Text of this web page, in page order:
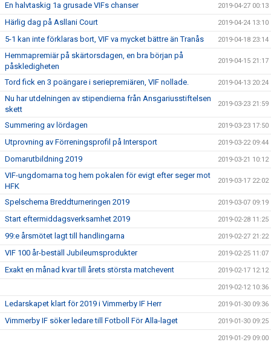
En halvtaskig 1a grusade VIFs chanser 2019-04-27 00:13
Härlig dag på Asllani Court 2019-04-24 13:10
5-1 kan inte förklaras bort, VIF va mycket bättre än Tranås 2019-04-18 23:14
Hemmapremiär på skärtorsdagen, en bra början på
påskledigheten
2019-04-15 21:17
Tord fick en 3 poängare i seriepremiären, VIF nollade. 2019-04-13 20:24
Nu har utdelningen av stipendierna från Ansgariusstiftelsen
skett
2019-03-23 21:59
Summering av lördagen 2019-03-23 17:50
Utprovning av Förreningsprofil på Intersport 2019-03-22 09:44
Domarutbildning 2019 2019-03-21 10:12
VIF-ungdomarna tog hem pokalen för evigt efter seger mot
HFK
2019-03-17 22:02
Spelschema Breddturneringen 2019 2019-03-07 09:19
Start eftermiddagsverksamhet 2019 2019-02-28 11:25
99:e årsmötet lagt till handlingarna 2019-02-27 21:22
VIF 100 år-beställ Jubileumsprodukter 2019-02-25 11:07
Exakt en månad kvar till årets största matchevent 2019-02-17 12:12
2019-02-12 10:36
Ledarskapet klart för 2019 i Vimmerby IF Herr 2019-01-30 09:36
Vimmerby IF söker ledare till Fotboll För Alla-laget 2019-01-30 09:25
2019-01-29 09:00